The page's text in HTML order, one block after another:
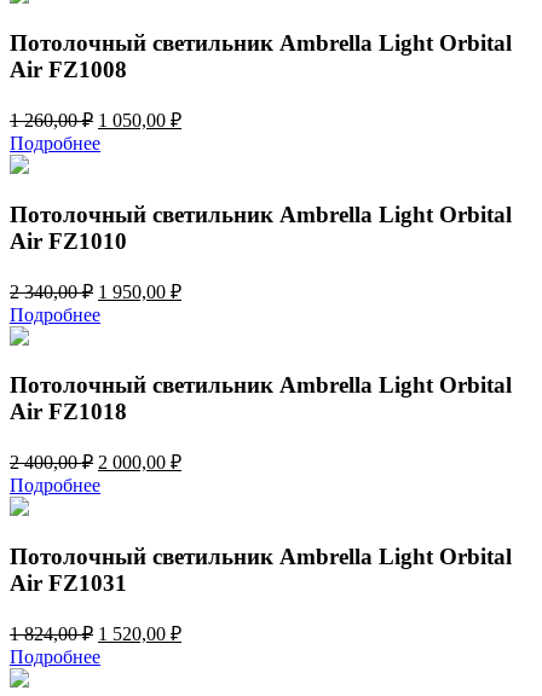
094,00 ₽.
Потолочный светильник Ambrella Light Orbital
Air FZ1008
1 260,00₽ Первоначальная
цена
составляла
260,00 ₽.
1 050,00 ₽Текущая
Подробнее
Потолочный светильник Ambrella Light Orbital
Air FZ1010
2 340,00₽ Первоначальная
цена
составляла
340,00 ₽.
1 950,00 ₽Текущая
Подробнее
Потолочный светильник Ambrella Light Orbital
Air FZ1018
2 400,00₽ Первоначальная
цена
составляла
400,00 ₽.
2 000,00 ₽Текущая
Подробнее
Потолочный светильник Ambrella Light Orbital
Air FZ1031
1 824,00₽ Первоначальная
цена
составляла
1 520,00 ₽Текущая
Подробнее